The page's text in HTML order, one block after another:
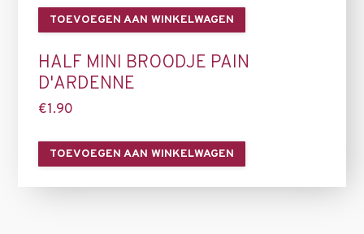
TOEVOEGEN AAN WINKELWAGEN
HALF MINI BROODJE PAIN
D'ARDENNE
€1.90
TOEVOEGEN AAN WINKELWAGEN